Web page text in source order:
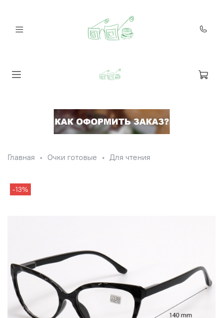
Главная Очки готовые Для чтения
-13%